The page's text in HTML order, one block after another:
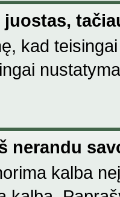
juostas,
kad
nerandu
kalba